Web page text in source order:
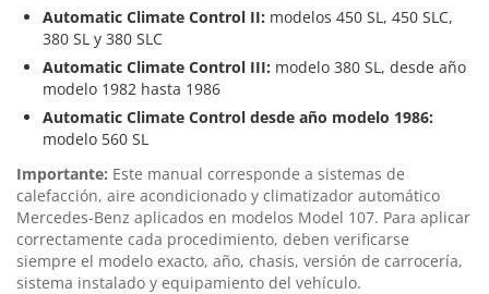
Automatic Climate Control II: modelos 450 SL, 450 SLC,
380 SL y 380 SLC
Automatic Climate Control III: modelo 380 SL, desde año
modelo 1982 hasta 1986
Automatic Climate Control desde año modelo 1986:
modelo 560 SL
Importante: Este manual corresponde a sistemas de
calefacción, aire acondicionado y climatizador automático
Mercedes-Benz aplicados en modelos Model 107. Para aplicar
correctamente cada procedimiento, deben verificarse
siempre el modelo exacto, año, chasis, versión de carrocería,
sistema instalado y equipamiento del vehículo.